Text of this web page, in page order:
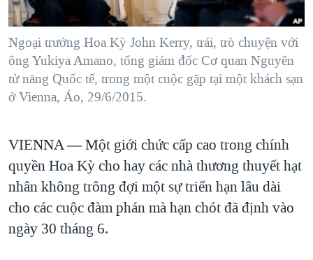
SỨC KHOẺ
VĂN HOÁ
THỂ THAO
GIÁO DỤC
NGÀY TỊ NẠN THẾ GIỚI
GROUND ZERO – XƯA VÀ NAY
CHI PHÍ CHIẾN TRANH AFGHANISTAN
CÁC GIÁ TRỊ CỘNG HÒA Ở VIỆT NAM
TRỊNH VĨNH BÌNH VS. CHÍNH PHỦ VIỆT NAM
NGƯ DÂN VIỆT VÀ LÀN SÓNG TRỘM HẢI SÂM
BÊN KIA QUỐC LỘ: TIẾNG VỌNG TỪ NÔNG THÔN MỸ
QUAN HỆ VIỆT MỸ
Ngôn ngữ khác
Ngoại trưởng Hoa Kỳ John Kerry, trái, trò chuyện với
ông Yukiya Amano, tổng giám đốc Cơ quan Nguyên
tử năng Quốc tế, trong một cuộc gặp tại một khách sạn
ở Vienna, Áo, 29/6/2015.
VIENNA —Một giới chức cấp cao trong chính
quyền Hoa Kỳ cho hay các nhà thương thuyết hạt
nhân không trông đợi một sự triển hạn lâu dài
cho các cuộc đàm phán mà hạn chót đã định vào
ngày 30 tháng 6.